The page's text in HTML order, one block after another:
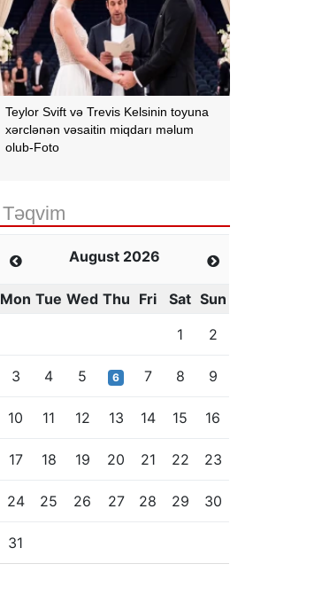
Teylor Svift və Trevis Kelsinin toyuna
xərclənən vəsaitin miqdarı məlum
olub-Foto
Təqvim
August 2026
Mon Tue Wed Thu Fri Sat Sun
1
2
3 4 5 6 7 8 9
10 11 12 13 14 15 16
17 18 19 20 21 22 23
24 25 26 27 28 29 30
31